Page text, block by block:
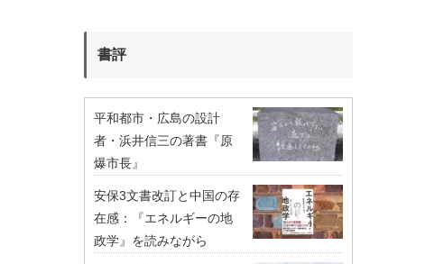
書評
平和都市・広島の設計
者・浜井信三の著書『原
爆市長』
安保3文書改訂と中国の存
在感：『エネルギーの地
政学』を読みながら